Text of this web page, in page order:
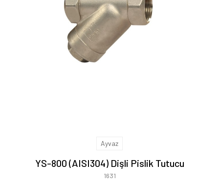
Ayvaz
YS-800 (AISI304) Dişli Pislik Tutucu
1631